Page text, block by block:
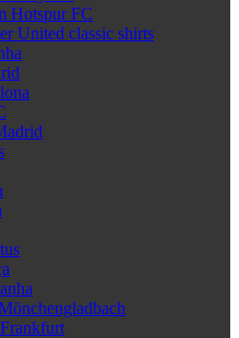
Hotspur FC
United classic shirts